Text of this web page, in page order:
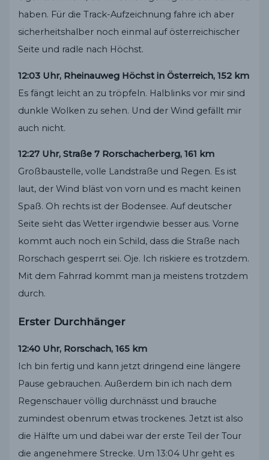
haben. Für die Track-Aufzeichnung fahre ich aber
sicherheitshalber noch einmal auf österreichischer
Seite und radle nach Höchst.
12:03 Uhr, Rheinauweg Höchst in Österreich, 152 km
Es fängt leicht an zu tröpfeln. Halblinks vor mir sind
dunkle Wolken zu sehen. Und der Wind gefällt mir
auch nicht.
12:27 Uhr, Straße 7 Rorschacherberg, 161 km
Großbaustelle, volle Landstraße und Regen. Es ist
laut, der Wind bläst von vorn und es macht keinen
Spaß. Oh rechts ist der Bodensee. Auf deutscher
Seite sieht das Wetter irgendwie besser aus. Vorne
kommt auch noch ein Schild, dass die Straße nach
Rorschach gesperrt sei. Oje. Ich riskiere es trotzdem.
Mit dem Fahrrad kommt man ja meistens trotzdem
durch.
Erster Durchhänger
12:40 Uhr, Rorschach, 165 km
Ich bin fertig und kann jetzt dringend eine längere
Pause gebrauchen. Außerdem bin ich nach dem
Regenschauer völlig durchnässt und brauche
zumindest obenrum etwas trockenes. Jetzt ist also
die Hälfte um und dabei war der erste Teil der Tour
die angenehmere Strecke. Um 13:04 Uhr geht es